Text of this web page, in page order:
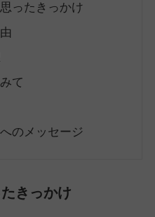
ったきっかけ
て
のメッセージ
きっかけ